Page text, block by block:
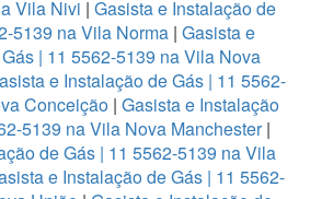
Vila Nivi | Gasista e Instalação de
5139 na Vila Norma| Gasista e
| 11 5562-5139 na Vila Nova
e Instalação de Gás | 11 5562-
Conceição| Gasista e Instalação
5139 na Vila Nova Manchester|
de Gás | 11 5562-5139 na Vila
e Instalação de Gás | 11 5562-